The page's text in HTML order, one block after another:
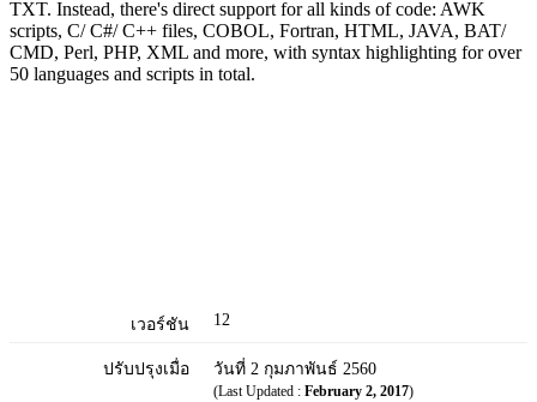
TXT. Instead, there's direct support for all kinds of code: AWK
scripts, C/ C#/ C++ files, COBOL, Fortran, HTML, JAVA, BAT/
CMD, Perl, PHP, XML and more, with syntax highlighting for over
50 languages and scripts in total.
เวอร์ชัน 12
ปรับปรุงเมื่อ วันที่ 2 กุมภาพันธ์ 2560
(Last Updated : February 2, 2017)